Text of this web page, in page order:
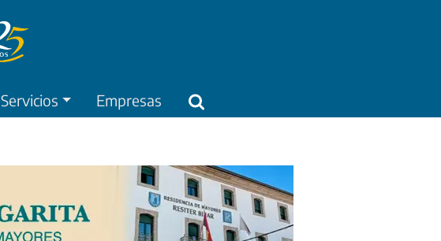
Servicios Empresas